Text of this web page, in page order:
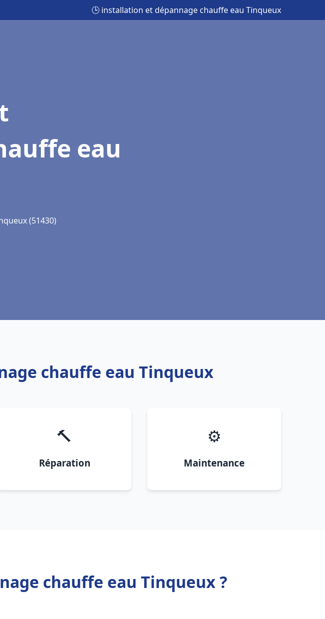
🕒 installation et dépannage chauffe eau Tinqueux
eau
(51430)
chauffe eau Tinqueux
🔨
Réparation
⚙️
Maintenance
chauffe eau Tinqueux ?